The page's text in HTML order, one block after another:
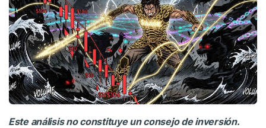
Este análisis no constituye un consejo de inversión.